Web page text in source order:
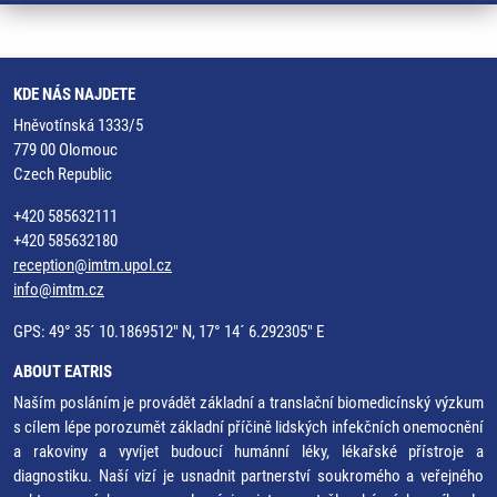
KDE NÁS NAJDETE
Hněvotínská 1333/5
779 00 Olomouc
Czech Republic
+420 585632111
+420 585632180
reception@imtm.upol.cz
info@imtm.cz
GPS: 49° 35´ 10.1869512" N, 17° 14´ 6.292305" E
ABOUT EATRIS
Naším posláním je provádět základní a translační biomedicínský výzkum
s cílem lépe porozumět základní příčině lidských infekčních onemocnění
a rakoviny a vyvíjet budoucí humánní léky, lékařské přístroje a
diagnostiku. Naší vizí je usnadnit partnerství soukromého a veřejného